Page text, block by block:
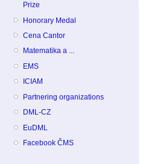
Prize
Honorary Medal
Cena Cantor
Matematika a ...
EMS
ICIAM
Partnering organizations
DML-CZ
EuDML
Facebook ČMS